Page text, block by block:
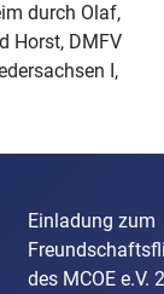
durch Olaf,
Horst, DMFV
I,
Einladung zum
des MCOE e.V.